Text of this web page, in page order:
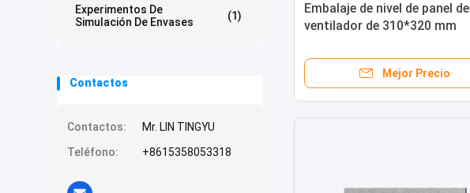
Experimentos De
Simulación De Envases
(1)
Contactos
Contactos:
Mr. LIN TINGYU
Teléfono:
+8615358053318
Embalaje de nivel de panel de
ventilador de 310*320 mm
((Silicón)
Mejor Precio